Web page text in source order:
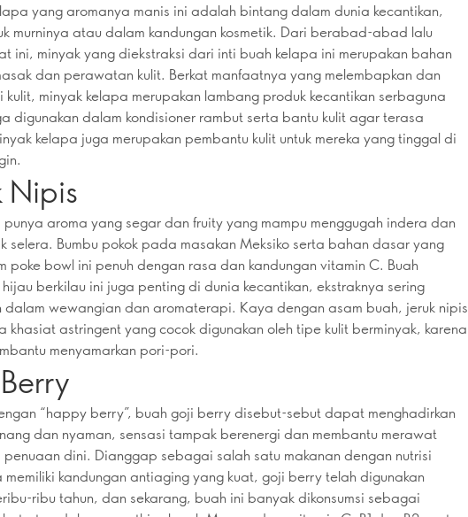
yang aromanya manis ini adalah bintang dalam dunia kecantikan,
murninya atau dalam kandungan kosmetik. Dari berabad-abad lalu
ini, minyak yang diekstraksi dari inti buah kelapa ini merupakan bahan
dan perawatan kulit. Berkat manfaatnya yang melembapkan dan
kulit, minyak kelapa merupakan lambang produk kecantikan serbaguna
digunakan dalam kondisioner rambut serta bantu kulit agar terasa
kelapa juga merupakan pembantu kulit untuk mereka yang tinggal di
Nipis
punya aroma yang segar dan fruity yang mampu menggugah indera dan
selera. Bumbu pokok pada masakan Meksiko serta bahan dasar yang
poke bowl ini penuh dengan rasa dan kandungan vitamin C. Buah
berkilau ini juga penting di dunia kecantikan, ekstraknya sering
dalam wewangian dan aromaterapi. Kaya dengan asam buah, jeruk nipis
khasiat astringent yang cocok digunakan oleh tipe kulit berminyak, karena
menyamarkan pori-pori.
“happy berry”, buah goji berry disebut-sebut dapat menghadirkan
dan nyaman, sensasi tampak berenergi dan membantu merawat
dini. Dianggap sebagai salah satu makanan dengan nutrisi
memiliki kandungan antiaging yang kuat, goji berry telah digunakan
ribu tahun, dan sekarang, buah ini banyak dikonsumsi sebagai